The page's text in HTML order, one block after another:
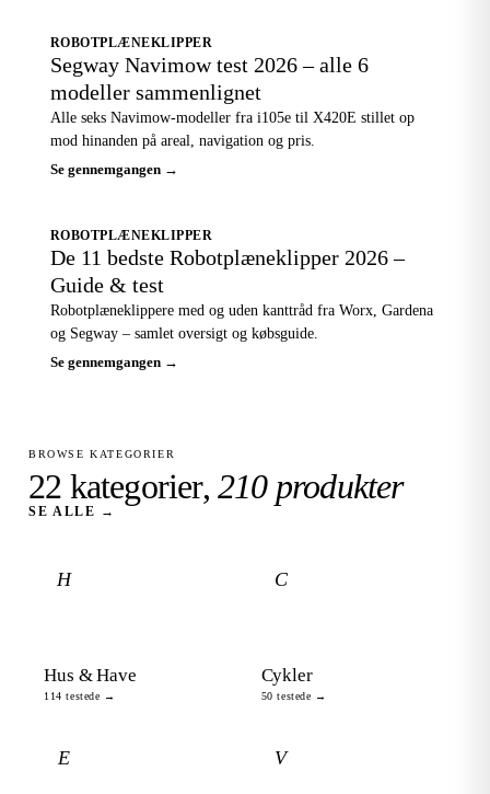
ROBOTPLÆNEKLIPPER
Segway Navimow test 2026 – alle 6
modeller sammenlignet
Alle seks Navimow-modeller fra i105e til X420E stillet op
mod hinanden på areal, navigation og pris.
Se gennemgangen →
ROBOTPLÆNEKLIPPER
De 11 bedste Robotplæneklipper 2026 –
Guide & test
Robotplæneklippere med og uden kanttråd fra Worx, Gardena
og Segway – samlet oversigt og købsguide.
Se gennemgangen →
BROWSE KATEGORIER
22 kategorier, 210 produkter
SE ALLE →
H
Hus & Have
114 testede →
C
Cykler
50 testede →
E V